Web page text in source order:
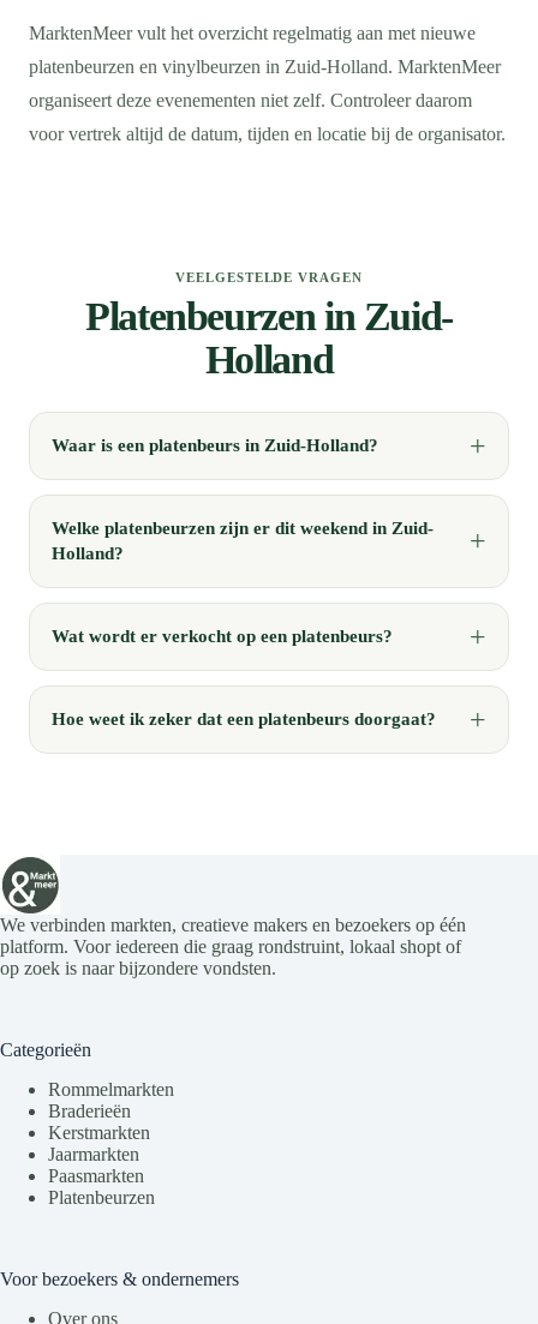
MarktenMeer vult het overzicht regelmatig aan met nieuwe
platenbeurzen en vinylbeurzen in Zuid-Holland. MarktenMeer
organiseert deze evenementen niet zelf. Controleer daarom
voor vertrek altijd de datum, tijden en locatie bij de organisator.
VEELGESTELDE VRAGEN
Platenbeurzen in Zuid-
Holland
Waar is een platenbeurs in Zuid-Holland?
Welke platenbeurzen zijn er dit weekend in Zuid-
Holland?
Wat wordt er verkocht op een platenbeurs?
Hoe weet ik zeker dat een platenbeurs doorgaat?
We verbinden markten, creatieve makers en bezoekers op één
platform. Voor iedereen die graag rondstruint, lokaal shopt of
op zoek is naar bijzondere vondsten.
Categorieën
Rommelmarkten
Braderieën
Kerstmarkten
Jaarmarkten
Paasmarkten
Platenbeurzen
Voor bezoekers & ondernemers
Over ons